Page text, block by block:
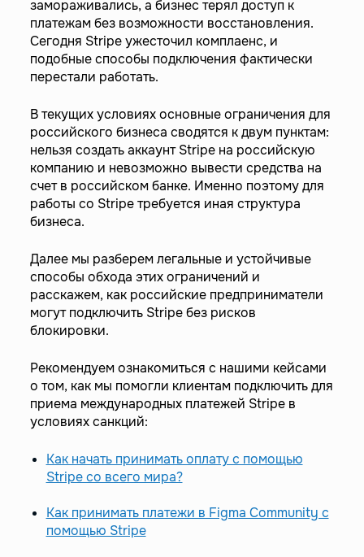
замораживались, а бизнес терял доступ к
платежам без возможности восстановления.
Сегодня Stripe ужесточил комплаенс, и
подобные способы подключения фактически
перестали работать.
В текущих условиях основные ограничения для
российского бизнеса сводятся к двум пунктам:
нельзя создать аккаунт Stripe на российскую
компанию и невозможно вывести средства на
счет в российском банке. Именно поэтому для
работы со Stripe требуется иная структура
бизнеса.
Далее мы разберем легальные и устойчивые
способы обхода этих ограничений и
расскажем, как российские предприниматели
могут подключить Stripe без рисков
блокировки.
Рекомендуем ознакомиться с нашими кейсами
о том, как мы помогли клиентам подключить для
приема международных платежей Stripe в
условиях санкций:
Как начать принимать оплату с помощью
Stripe со всего мира?
Как принимать платежи в Figma Community с
помощью Stripe